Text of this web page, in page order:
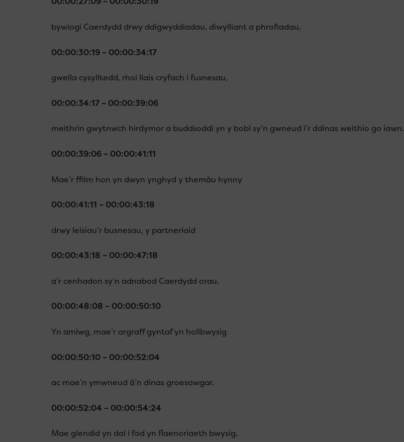
bywiogi Caerdydd drwy ddigwyddiadau, diwylliant a phrofiadau,
00:00:30:19 – 00:00:34:17
gwella cysylltedd, rhoi llais cryfach i fusnesau,
00:00:34:17 – 00:00:39:06
meithrin gwytnwch hirdymor a buddsoddi yn y bobl sy’n gwneud i’r ddinas weithio go iawn.
00:00:39:06 – 00:00:41:11
Mae’r ffilm hon yn dwyn ynghyd y themâu hynny
00:00:41:11 – 00:00:43:18
drwy leisiau’r busnesau, y partneriaid
00:00:43:18 – 00:00:47:18
a’r cenhadon sy’n adnabod Caerdydd orau.
00:00:48:08 – 00:00:50:10
Yn amlwg, mae’r argraff gyntaf yn hollbwysig
00:00:50:10 – 00:00:52:04
ac mae’n ymwneud â’n dinas groesawgar.
00:00:52:04 – 00:00:54:24
Mae glendid yn dal i fod yn flaenoriaeth bwysig,